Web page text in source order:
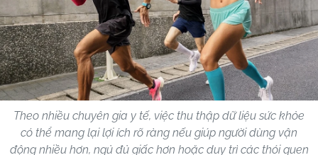
Theo nhiều chuyên gia y tế, việc thu thập dữ liệu sức khỏe
có thể mang lại lợi ích rõ ràng nếu giúp người dùng vận
động nhiều hơn, ngủ đủ giấc hơn hoặc duy trì các thói quen